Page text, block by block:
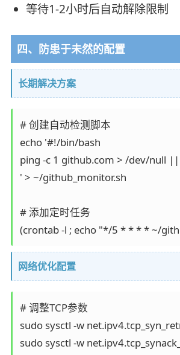
等待1-2小时后自动解除限制
四、防患于未然的配置
长期解决方案
# 创建自动检测脚本
echo '#!/bin/bash
ping -c 1 github.com > /dev/null
' > ~/github_monitor.sh
# 添加定时任务
网络优化配置
# 调整TCP参数
sudo sysctl -w